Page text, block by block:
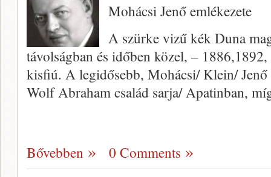
Mohácsi Jenő emlékezete
A szürke vizű kék Duna
távolságban és időben közel, –
kisfiú. A legidősebb, Mohácsi/ Klein/
Wolf Abraham család sarja/ Apatinban,
Bővebben 0 Comments